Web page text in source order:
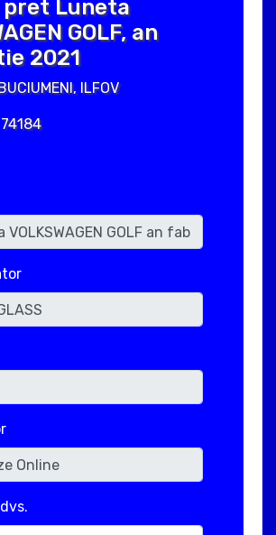
Luneta
GOLF, an
2021
ILFOV